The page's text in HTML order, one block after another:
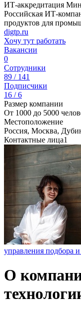
ИТ-аккредитация
Российская ИТ-
продуктов для
digtp.ru
Хочу тут работать
Вакансии
0
Сотрудники
89 / 141
Подписчики
16 / 6
Размер компании
От 1000 до 5000
Местоположение
Россия, Москва,
Контактные лица1
управления подбора
О